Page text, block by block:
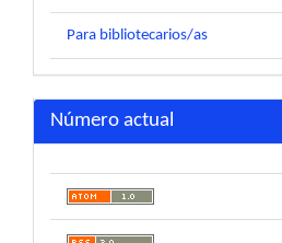
Para bibliotecarios/as
Número actual